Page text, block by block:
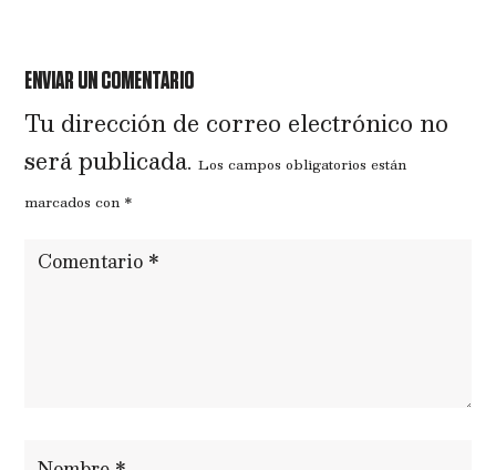
ENVIAR UN COMENTARIO
Tu dirección de correo electrónico no
será publicada. Los campos obligatorios están
marcados con *